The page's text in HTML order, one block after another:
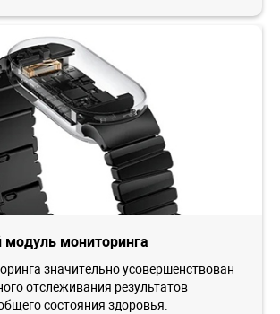
мониторинга
значительно усовершенствован
отслеживания результатов
состояния здоровья.